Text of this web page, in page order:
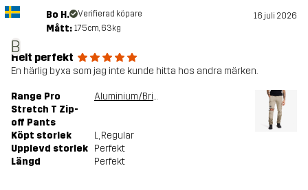
B
Bo H. Verifierad köpare 16 juli 2026
Mått: 175cm, 63kg
Helt perfekt
En härlig byxa som jag inte kunde hitta hos andra märken.
Range Pro
Stretch T Zip-
off Pants
Aluminium/Brindle
Köpt storlek L, Regular
Upplevd storlek Perfekt
Längd
Perfekt